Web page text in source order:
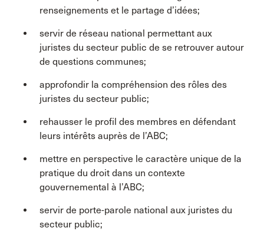
renseignements et le partage d’idées;
servir de réseau national permettant aux
juristes du secteur public de se retrouver autour
de questions communes;
approfondir la compréhension des rôles des
juristes du secteur public;
rehausser le profil des membres en défendant
leurs intérêts auprès de l’ABC;
mettre en perspective le caractère unique de la
pratique du droit dans un contexte
gouvernemental à l’ABC;
servir de porte-parole national aux juristes du
secteur public;